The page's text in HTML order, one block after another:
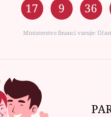
17 9 36
Ministerstvo financí varuje: